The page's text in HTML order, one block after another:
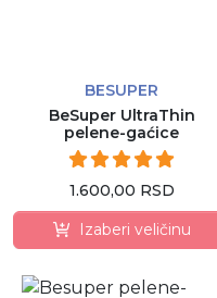
BESUPER
BeSuper UltraThin
pelene-gaćice
1.600,00 RSD
Izaberi veličinu